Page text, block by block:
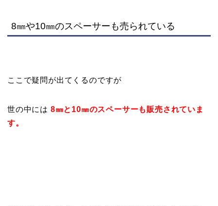
8㎜や10㎜のスペーサーも売られている
ここで疑問が出てくるのですが
世の中には 8㎜と10㎜のスペーサーも販売されていま
す。